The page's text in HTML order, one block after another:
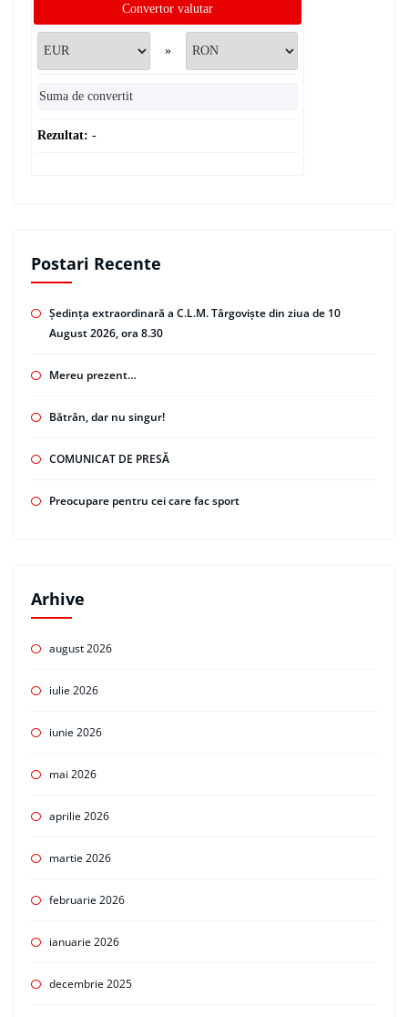
Convertor valutar
»
Rezultat: -
Postari Recente
Ședința extraordinară a C.L.M. Târgoviște din ziua de 10
August 2026, ora 8.30
Mereu prezent…
Bătrân, dar nu singur!
COMUNICAT DE PRESĂ
Preocupare pentru cei care fac sport
Arhive
august 2026
iulie 2026
iunie 2026
mai 2026
aprilie 2026
martie 2026
februarie 2026
ianuarie 2026
decembrie 2025